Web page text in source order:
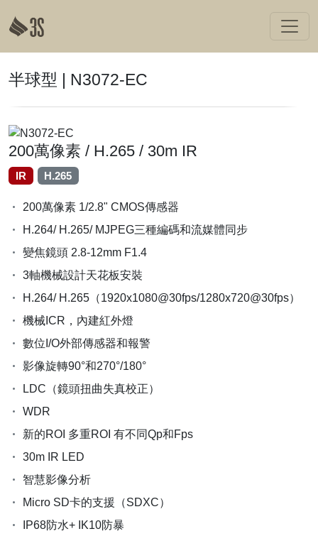
半球型 | N3072-EC
200萬像素 / H.265 / 30m IR
IR H.265
200萬像素 1/2.8" CMOS傳感器
H.264/ H.265/ MJPEG三種編碼和流媒體同步
變焦鏡頭 2.8-12mm F1.4
3軸機械設計天花板安裝
H.264/ H.265（1920x1080@30fps/1280x720@30fps）
機械ICR，內建紅外燈
數位I/O外部傳感器和報警
影像旋轉90°和270°/180°
LDC（鏡頭扭曲失真校正）
WDR
新的ROI 多重ROI 有不同Qp和Fps
30m IR LED
智慧影像分析
Micro SD卡的支援（SDXC）
IP68防水+ IK10防暴